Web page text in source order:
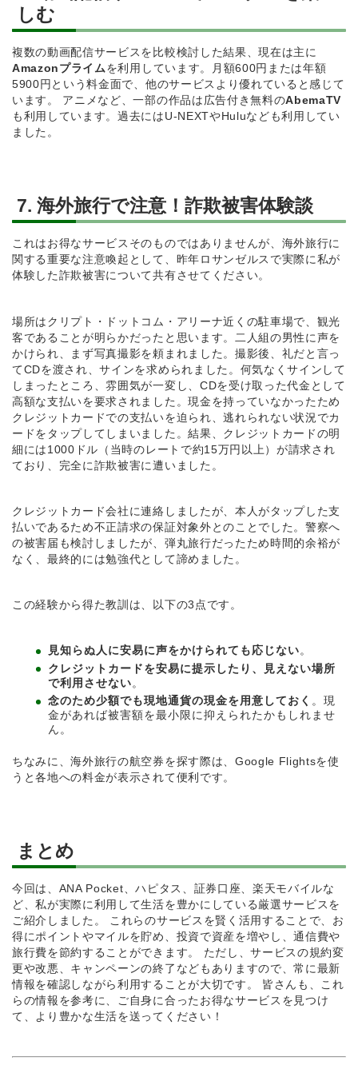
しむ
複数の動画配信サービスを比較検討した結果、現在は主に
Amazonプライム を利用しています。月額600円または年額
5900円という料金面で、他のサービスより優れていると感じて
います。 アニメなど、一部の作品は広告付き無料のAbemaTV
も利用しています。過去にはU-NEXTやHuluなども利用してい
ました。
7. 海外旅行で注意！詐欺被害体験談
これはお得なサービスそのものではありませんが、海外旅行に
関する重要な注意喚起として、昨年ロサンゼルスで実際に私が
体験した詐欺被害について共有させてください。
場所はクリプト・ドットコム・アリーナ近くの駐車場で、観光
客であることが明らかだったと思います。二人組の男性に声を
かけられ、まず写真撮影を頼まれました。撮影後、礼だと言っ
てCDを渡され、サインを求められました。何気なくサインして
しまったところ、雰囲気が一変し、CDを受け取った代金として
高額な支払いを要求されました。現金を持っていなかったため
クレジットカードでの支払いを迫られ、逃れられない状況でカ
ードをタップしてしまいました。結果、クレジットカードの明
細には1000ドル（当時のレートで約15万円以上）が請求され
ており、完全に詐欺被害に遭いました。
クレジットカード会社に連絡しましたが、本人がタップした支
払いであるため不正請求の保証対象外とのことでした。警察へ
の被害届も検討しましたが、弾丸旅行だったため時間的余裕が
なく、最終的には勉強代として諦めました。
この経験から得た教訓は、以下の3点です。
見知らぬ人に安易に声をかけられても応じない 。
クレジットカードを安易に提示したり、見えない場所
で利用させない 。
念のため少額でも現地通貨の現金を用意しておく 。現
金があれば被害額を最小限に抑えられたかもしれませ
ん。
ちなみに、海外旅行の航空券を探す際は、Google Flightsを使
うと各地への料金が表示されて便利です。
まとめ
今回は、ANA Pocket、ハピタス、証券口座、楽天モバイルな
ど、私が実際に利用して生活を豊かにしている厳選サービスを
ご紹介しました。 これらのサービスを賢く活用することで、お
得にポイントやマイルを貯め、投資で資産を増やし、通信費や
旅行費を節約することができます。 ただし、サービスの規約変
更や改悪、キャンペーンの終了などもありますので、常に最新
情報を確認しながら利用することが大切です。 皆さんも、これ
らの情報を参考に、ご自身に合ったお得なサービスを見つけ
て、より豊かな生活を送ってください！